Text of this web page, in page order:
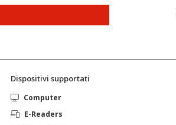
Dispositivi supportati
Computer
E-Readers